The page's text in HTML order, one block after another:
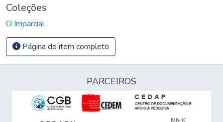
Coleções
O Imparcial
Página do item completo
PARCEIROS